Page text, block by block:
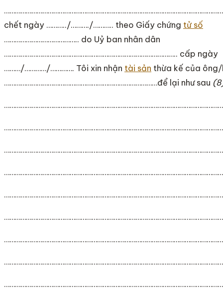
chết ngày ………../………./……….. theo Giấy chứng tử số
………………………………….. do Uỷ ban nhân dân
………………………………………………………………………………….. cấp ngày
………/…………/…………. Tôi xin nhận tài sản thừa kế của
…………………………………………………………………………để lại như sau